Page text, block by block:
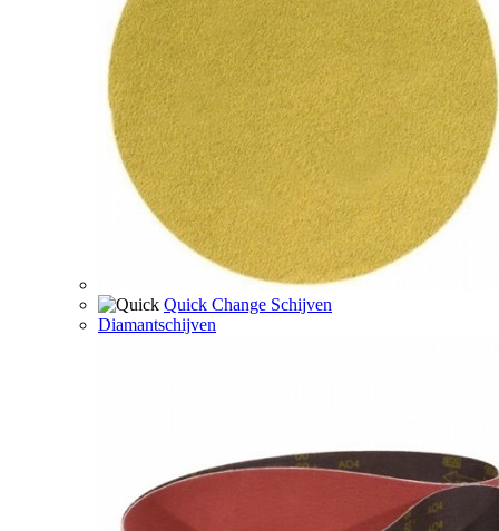
Quick Change Schijven
Diamantschijven